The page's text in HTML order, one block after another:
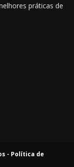
práticas de
- Política de